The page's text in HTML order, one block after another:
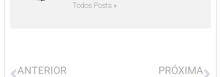
Todos Posts »
ANTERIOR PRÓXIMA